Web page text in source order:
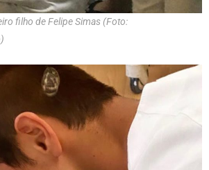
filho de Felipe Simas (Foto: